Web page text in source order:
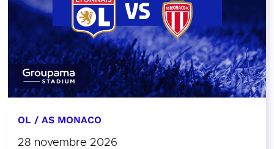
OL / AS MONACO
28 novembre 2026